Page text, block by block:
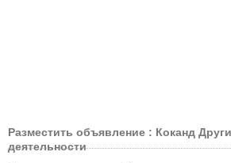
Разместить объявление : Коканд
деятельности